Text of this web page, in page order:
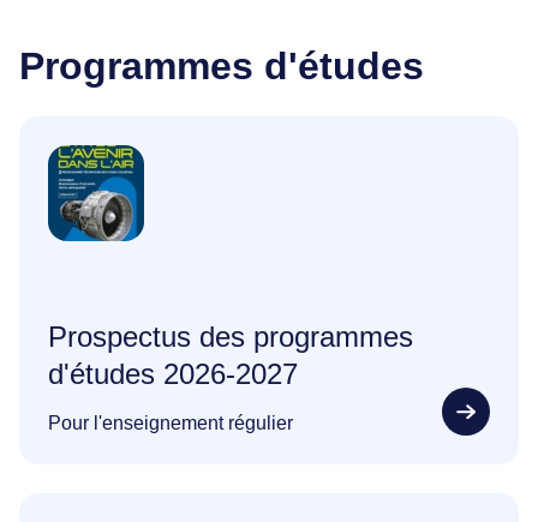
Programmes d'études
Prospectus des programmes
d'études 2026-2027
Pour l'enseignement régulier